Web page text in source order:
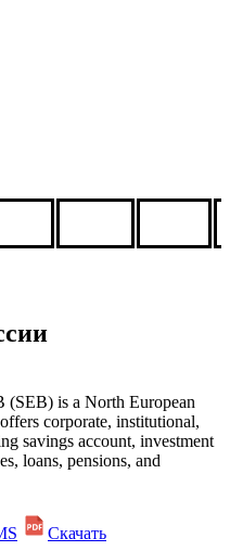
(SEB) is a North European
corporate, institutional,
savings account, investment
loans, pensions, and
Скачать